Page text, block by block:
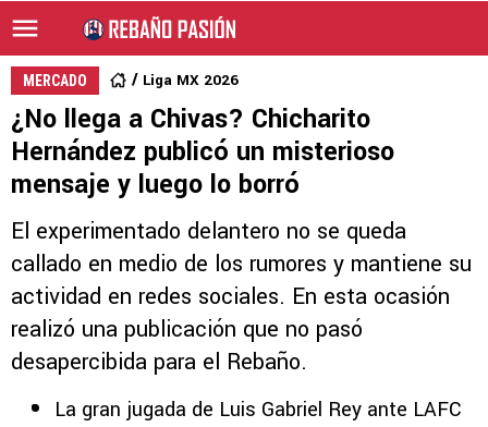
MERCADO Liga MX 2026
¿No llega a Chivas? Chicharito
Hernández publicó un misterioso
mensaje y luego lo borró
El experimentado delantero no se queda
callado en medio de los rumores y mantiene su
actividad en redes sociales. En esta ocasión
realizó una publicación que no pasó
desapercibida para el Rebaño.
La gran jugada de Luis Gabriel Rey ante LAFC